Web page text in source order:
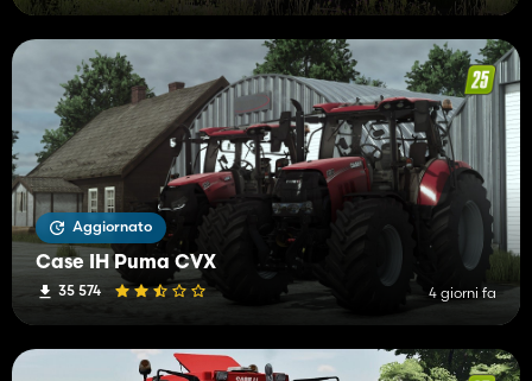
Aggiornato
Case IH Puma CVX
35 574 4 giorni fa